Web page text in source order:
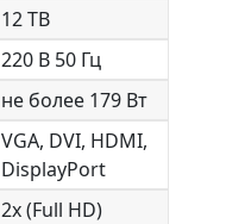
12 TB
220 В 50 Гц
не более 179 Вт
VGA, DVI, HDMI,
DisplayPort
2x (Full HD)